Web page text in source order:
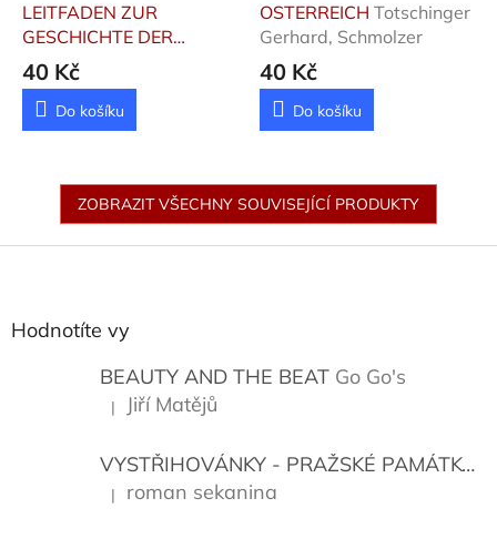
LEITFADEN ZUR
GESCHICHTE DER
TSCHECHOSLOWAKEI
Novák Václav
40 Kč
Do košíku
OSTERREICH Totschinger
Gerhard, Schmolzer
40 Kč
Do košíku
ZOBRAZIT VŠECHNY SOUVISEJÍCÍ PRODUKTY
Hodnotíte vy
BEAUTY AND THE BEAT Go Go's
Hodnocení produktu je 5 z 5 hvězdiček.
| Jiří Matějů
VYSTŘIHOVÁNKY - PRAŽSKÉ PAMÁTKY
Hodnocení produktu je 5 z 5 hvězdiček.
| roman sekanina